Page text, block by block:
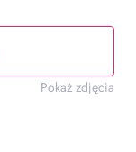
Pokaż zdjęcia